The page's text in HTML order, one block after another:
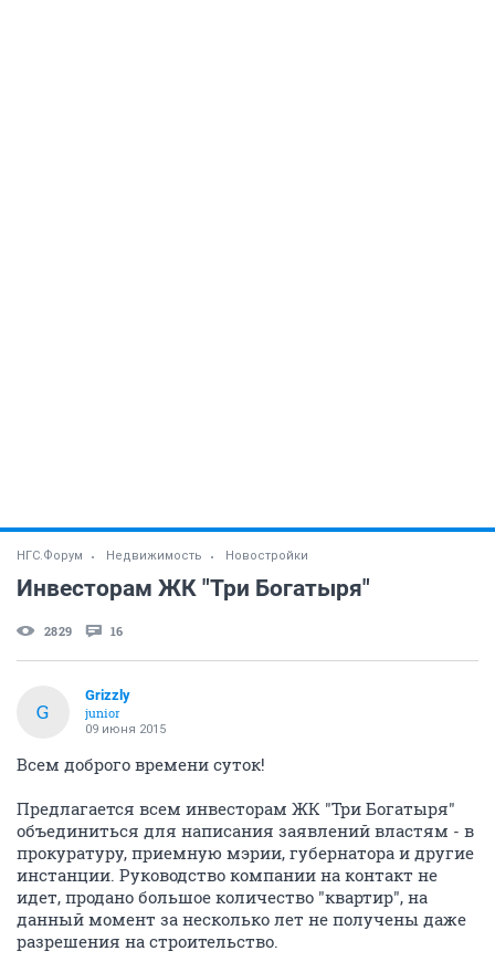
НГС.Форум Недвижимость Новостройки
Инвесторам ЖК "Три Богатыря"
2829 16
G
Grizzly
junior
09 июня 2015
Всем доброго времени суток!
Предлагается всем инвесторам ЖК "Три Богатыря"
объединиться для написания заявлений властям - в
прокуратуру, приемную мэрии, губернатора и другие
инстанции. Руководство компании на контакт не
идет, продано большое количество "квартир", на
данный момент за несколько лет не получены даже
разрешения на строительство.